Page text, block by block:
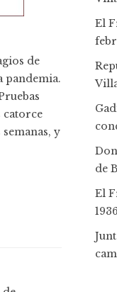
de
pandemia.
catorce
y
El
de
El
1936